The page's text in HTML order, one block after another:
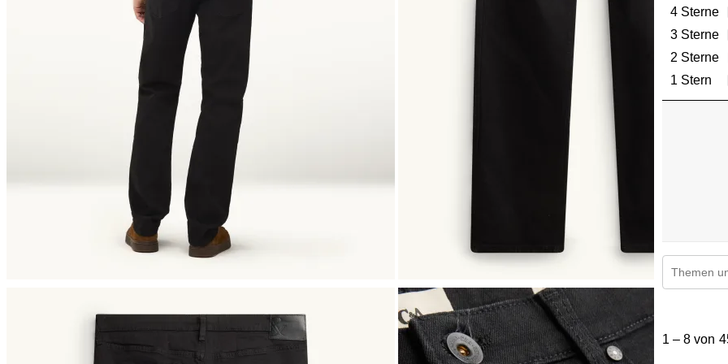
4 Sterne
3 Sterne
2 Sterne
1 Stern
1
bis1 – 8 von